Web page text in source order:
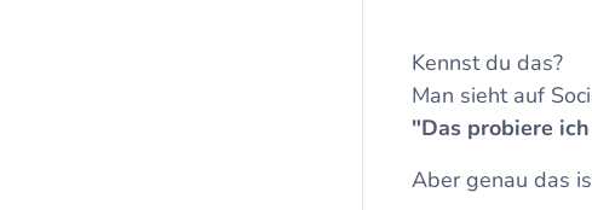
Kennst du das?
Man sieht auf
"Das probiere
Aber genau das